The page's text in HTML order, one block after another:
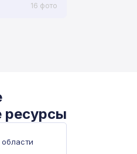
16 фото